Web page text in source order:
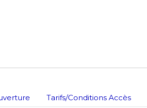
termes et conditions
Tarifs/Conditions Accès